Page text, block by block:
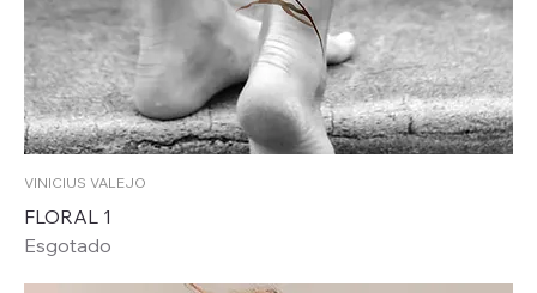
VINICIUS VALEJO
FLORAL 1
Esgotado